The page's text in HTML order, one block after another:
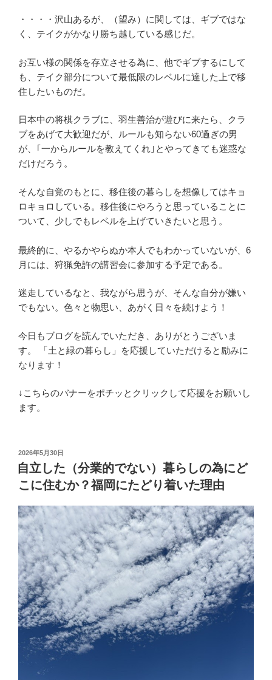
・・・・沢山あるが、（望み）に関しては、ギブではな
く、テイクがかなり勝ち越している感じだ。
お互い様の関係を存立させる為に、他でギブするにして
も、テイク部分について最低限のレベルに達した上で移
住したいものだ。
日本中の将棋クラブに、羽生善治が遊びに来たら、クラ
ブをあげて大歓迎だが、ルールも知らない60過ぎの男
が、｢一からルールを教えてくれ｣とやってきても迷惑な
だけだろう。
そんな自覚のもとに、移住後の暮らしを想像してはキョ
ロキョロしている。移住後にやろうと思っていることに
ついて、少しでもレベルを上げていきたいと思う。
最終的に、やるかやらぬか本人でもわかっていないが、6
月には、狩猟免許の講習会に参加する予定である。
迷走しているなと、我ながら思うが、そんな自分が嫌い
でもない。色々と物思い、あがく日々を続けよう！
今日もブログを読んでいただき、ありがとうございま
す。 「土と緑の暮らし」を応援していただけると励みに
なります！
↓こちらのバナーをポチッとクリックして応援をお願いし
ます。
投
稿
日:
2026年5月30日
自立した（分業的でない）暮らしの為にど
こに住むか？福岡にたどり着いた理由